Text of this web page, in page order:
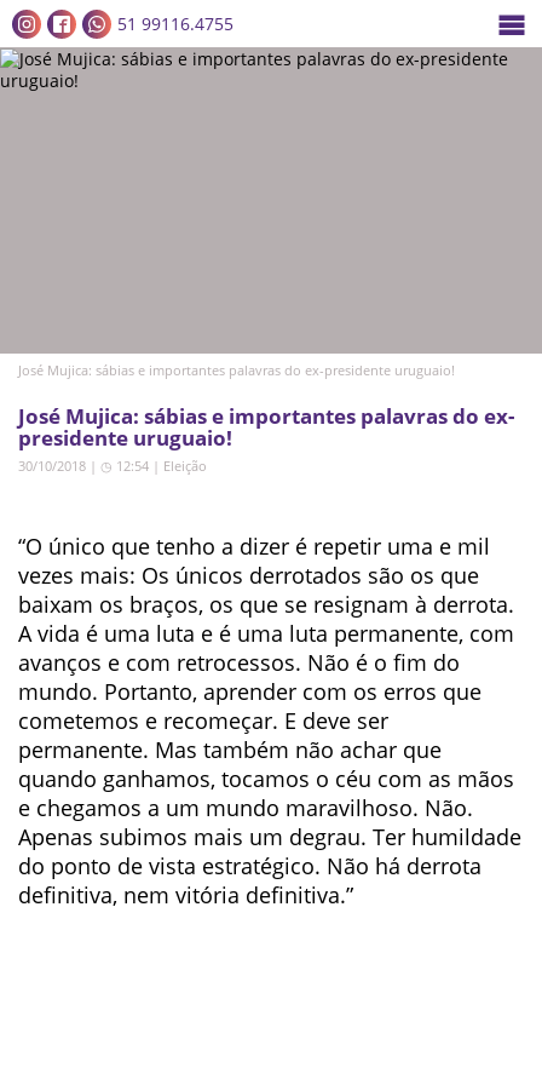
51 99116.4755
José Mujica: sábias e importantes palavras do ex-presidente uruguaio!
José Mujica: sábias e importantes palavras do ex-
presidente uruguaio!
30/10/2018 | ◷ 12:54 | Eleição
“O único que tenho a dizer é repetir uma e mil
vezes mais: Os únicos derrotados são os que
baixam os braços, os que se resignam à derrota.
A vida é uma luta e é uma luta permanente, com
avanços e com retrocessos. Não é o fim do
mundo. Portanto, aprender com os erros que
cometemos e recomeçar. E deve ser
permanente. Mas também não achar que
quando ganhamos, tocamos o céu com as mãos
e chegamos a um mundo maravilhoso. Não.
Apenas subimos mais um degrau. Ter humildade
do ponto de vista estratégico. Não há derrota
definitiva, nem vitória definitiva.”